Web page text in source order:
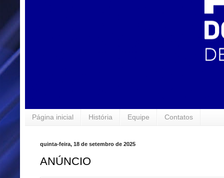
Página inicial História Equipe Contatos
quinta-feira, 18 de setembro de 2025
ANÚNCIO